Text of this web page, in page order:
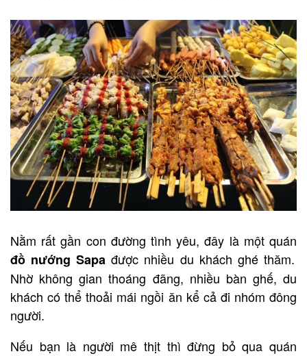
Nằm rất gần con đường tình yêu, đây là một quán
đồ nướng Sapa được nhiều du khách ghé thăm.
Nhờ không gian thoáng đãng, nhiều bàn ghế, du
khách có thể thoải mái ngồi ăn kể cả đi nhóm đông
người.
Nếu bạn là người mê thịt thì đừng bỏ qua quán